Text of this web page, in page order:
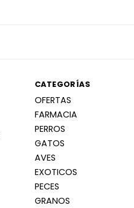
CATEGORÍAS
OFERTAS
FARMACIA
PERROS
GATOS
AVES
EXOTICOS
PECES
GRANOS